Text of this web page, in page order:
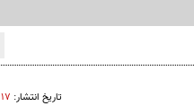
تاریخ انتشار: ۱۷ دی ۱۳۹۲ - ۱۲:۰۸